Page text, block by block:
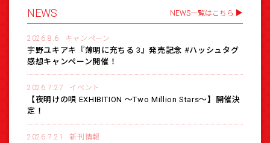
NEWS NEWS一覧はこちら
2026.8.6 キャンペーン
宇野ユキアキ『薄明に充ちる 3』発売記念 #ハッシュタグ
感想キャンペーン開催！
2026.7.27 イベント
【夜明けの唄 EXHIBITION 〜Two Million Stars〜】開催決
定！
2026.7.21 新刊情報